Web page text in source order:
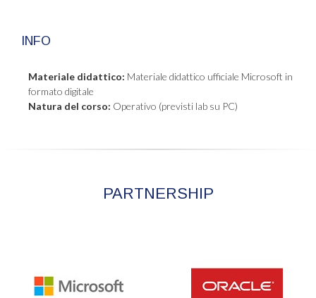
INFO
Materiale didattico: Materiale didattico ufficiale Microsoft in
formato digitale
Natura del corso: Operativo (previsti lab su PC)
PARTNERSHIP